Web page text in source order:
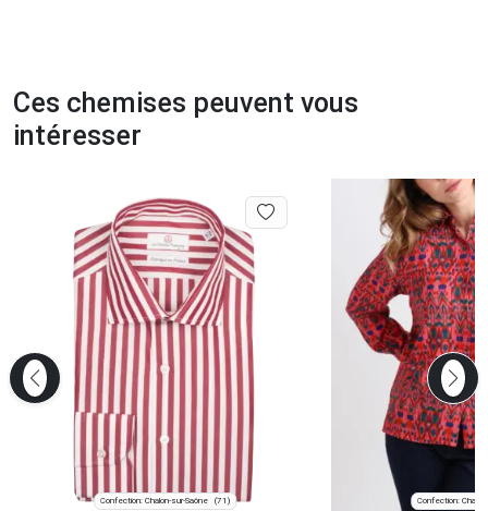
Ces chemises peuvent vous
intéresser
Confection: Chalon-sur-Saône (71) Confection: